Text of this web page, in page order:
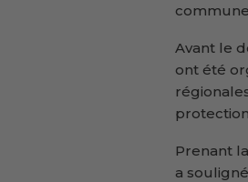
Avant le
ont été
Prenant
a